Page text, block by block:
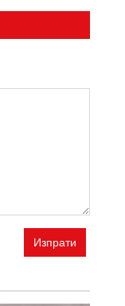
Изпрати